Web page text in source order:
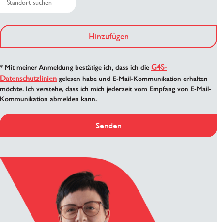
Hinzufügen
* Mit meiner Anmeldung bestätige ich, dass ich die G4S-
Datenschutzlinien gelesen habe und E-Mail-Kommunikation erhalten
möchte. Ich verstehe, dass ich mich jederzeit vom Empfang von E-Mail-
Kommunikation abmelden kann.
Senden